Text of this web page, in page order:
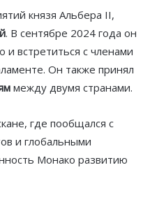
князя Альбера II,
. В сентябре 2024 года он
встретиться с членами
Он также принял
между двумя странами.
где пообщался с
и глобальными
Монако развитию